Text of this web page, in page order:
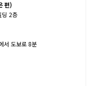
편)
딩 2층
서 도보로 8분